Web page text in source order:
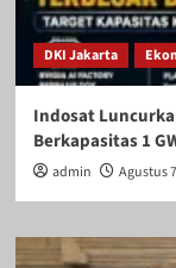
DKI Jakarta
Indosat
Berkapasitas 1
admin Agustus